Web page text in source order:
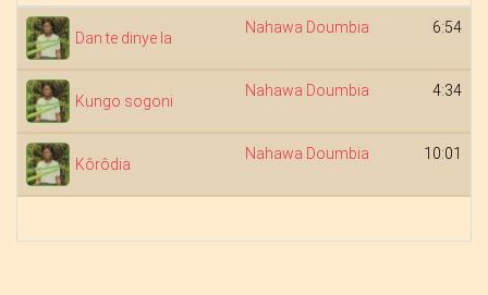
Dan te dinye la
Nahawa Doumbia 6:54
Kungo sogoni
Nahawa Doumbia 4:34
Kôrôdia
Nahawa Doumbia 10:01